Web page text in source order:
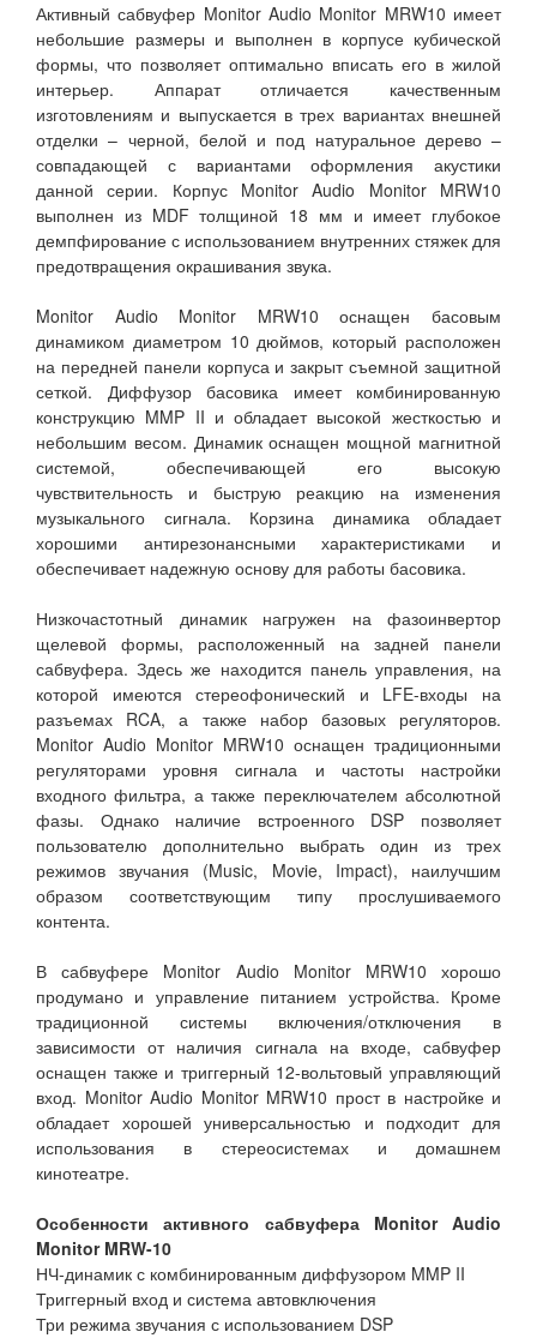
Активный сабвуфер Monitor Audio Monitor MRW10 имеет
небольшие размеры и выполнен в корпусе кубической
формы, что позволяет оптимально вписать его в жилой
интерьер. Аппарат отличается качественным
изготовлениям и выпускается в трех вариантах внешней
отделки – черной, белой и под натуральное дерево –
совпадающей с вариантами оформления акустики
данной серии. Корпус Monitor Audio Monitor MRW10
выполнен из MDF толщиной 18 мм и имеет глубокое
демпфирование с использованием внутренних стяжек для
предотвращения окрашивания звука.
Monitor Audio Monitor MRW10 оснащен басовым
динамиком диаметром 10 дюймов, который расположен
на передней панели корпуса и закрыт съемной защитной
сеткой. Диффузор басовика имеет комбинированную
конструкцию MMP II и обладает высокой жесткостью и
небольшим весом. Динамик оснащен мощной магнитной
системой, обеспечивающей его высокую
чувствительность и быструю реакцию на изменения
музыкального сигнала. Корзина динамика обладает
хорошими антирезонансными характеристиками и
обеспечивает надежную основу для работы басовика.
Низкочастотный динамик нагружен на фазоинвертор
щелевой формы, расположенный на задней панели
сабвуфера. Здесь же находится панель управления, на
которой имеются стереофонический и LFE-входы на
разъемах RCA, а также набор базовых регуляторов.
Monitor Audio Monitor MRW10 оснащен традиционными
регуляторами уровня сигнала и частоты настройки
входного фильтра, а также переключателем абсолютной
фазы. Однако наличие встроенного DSP позволяет
пользователю дополнительно выбрать один из трех
режимов звучания (Music, Movie, Impact), наилучшим
образом соответствующим типу прослушиваемого
контента.
В сабвуфере Monitor Audio Monitor MRW10 хорошо
продумано и управление питанием устройства. Кроме
традиционной системы включения/отключения в
зависимости от наличия сигнала на входе, сабвуфер
оснащен также и триггерный 12-вольтовый управляющий
вход. Monitor Audio Monitor MRW10 прост в настройке и
обладает хорошей универсальностью и подходит для
использования в стереосистемах и домашнем
кинотеатре.
Особенности активного сабвуфера Monitor Audio
Monitor MRW-10
НЧ-динамик с комбинированным диффузором MMP II
Триггерный вход и система автовключения
Три режима звучания с использованием DSP